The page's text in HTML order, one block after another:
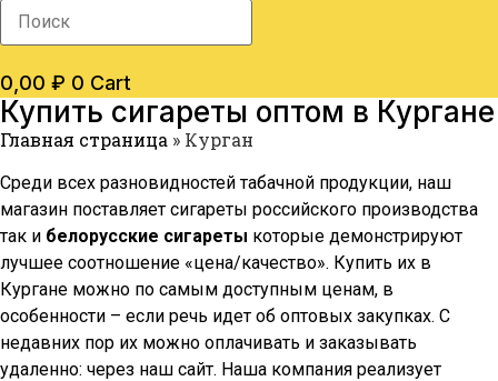
0,00 ₽ 0 Cart
Купить сигареты оптом в Кургане
Главная страница » Курган
Среди всех разновидностей табачной продукции, наш
магазин поставляет сигареты российского производства
так и белорусские сигареты которые демонстрируют
лучшее соотношение «цена/качество». Купить их в
Кургане можно по самым доступным ценам, в
особенности – если речь идет об оптовых закупках. С
недавних пор их можно оплачивать и заказывать
удаленно: через наш сайт. Наша компания реализует